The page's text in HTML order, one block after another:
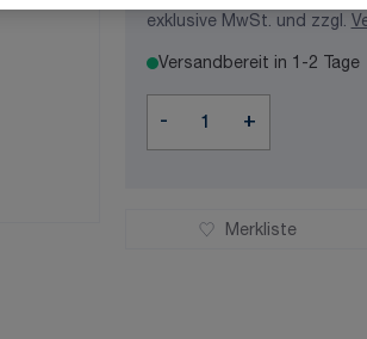
exklusive MwSt. und zzgl.
Versandbereit in 1-2 Tage
- +
Merkliste